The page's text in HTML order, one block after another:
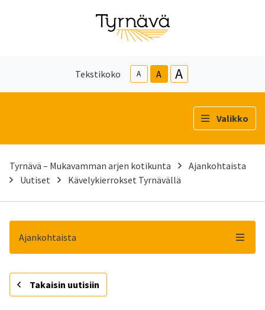
Tekstikoko A A A
Valikko
Tyrnävä – Mukavamman arjen kotikunta
Ajankohtaista
Uutiset
Kävelykierrokset Tyrnävällä
Ajankohtaista
- Takaisin uutisiin